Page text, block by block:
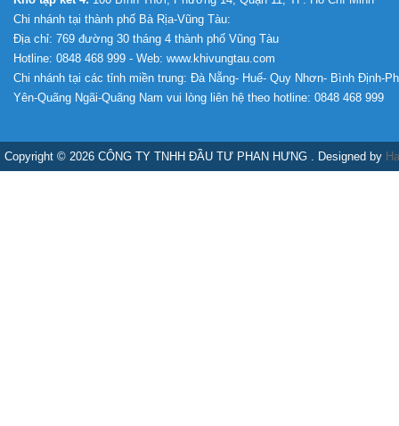
Chi nhánh tại thành phố Bà Rịa-Vũng Tàu:
Địa chỉ: 769 đường 30 tháng 4 thành phố Vũng Tàu
Hotline: 0848 468 999 - Web: www.khivungtau.com
Chi nhánh tại các tỉnh miền trung: Đà Nẵng- Huế- Quy Nhơn- Bình Định-
Yên-Quãng Ngãi-Quãng Nam vui lòng liên hệ theo hotline: 0848 468 999
Copyright © 2026 CÔNG TY TNHH ĐẦU TƯ PHAN HƯNG . Designed by